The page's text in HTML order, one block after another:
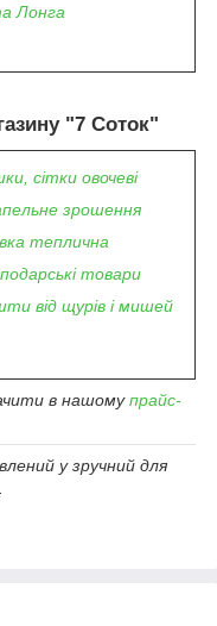
Лонга
"7 Соток"
сітки овочеві
зрошення
теплична
товари
від щурів і мишей
в нашомупрайс-
у зручний для